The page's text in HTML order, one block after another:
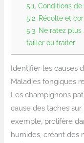
5.1. Conditions
5.2. Récolte et
5.3. Ne ratez plus
tailler ou traiter
Identifier les causes
Maladies fongiques
Les champignons
cause des taches sur
exemple, prolifère
humides, créant des